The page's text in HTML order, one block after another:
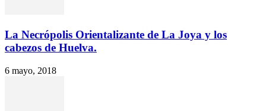
La Necrópolis Orientalizante de La Joya y los
cabezos de Huelva.
6 mayo, 2018